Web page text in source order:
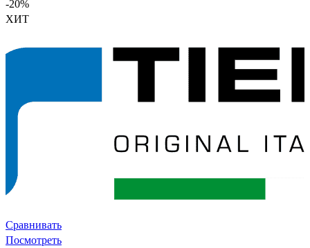
-20%
ХИТ
Сравнивать
Посмотреть